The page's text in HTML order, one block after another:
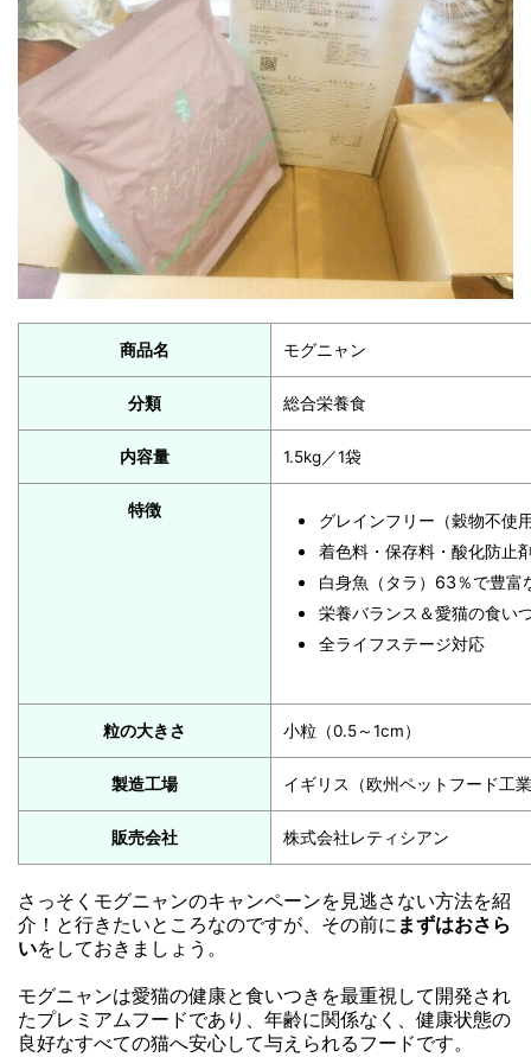
商品名 モグニャン
分類 総合栄養食
内容量 1.5kg／1袋
特徴
グレインフリー（穀物不使
着色料・保存料・酸化防止
白身魚（タラ）63％で豊富
栄養バランス＆愛猫の食い
全ライフステージ対応
粒の大きさ 小粒（0.5～1cm）
製造工場 イギリス（欧州ペットフード工
販売会社 株式会社レティシアン
さっそくモグニャンのキャンペーンを見逃さない方法を紹
介！と行きたいところなのですが、その前に まずはおさら
いをしておきましょう。
モグニャンは愛猫の健康と食いつきを最重視して開発され
たプレミアムフードであり、年齢に関係なく、健康状態の
良好なすべての猫へ安心して与えられるフードです。